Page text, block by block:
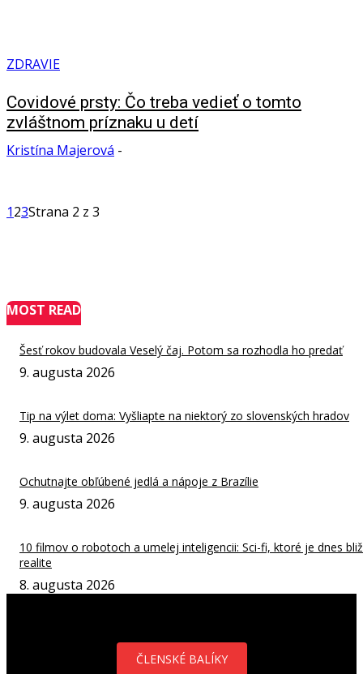
ZDRAVIE
Covidové prsty: Čo treba vedieť o tomto
zvláštnom príznaku u detí
Kristína Majerová -
123Strana 2 z 3
MOST READ
Šesť rokov budovala Veselý čaj. Potom sa rozhodla ho predať
9. augusta 2026
Tip na výlet doma: Vyšliapte na niektorý zo slovenských hradov
9. augusta 2026
Ochutnajte obľúbené jedlá a nápoje z Brazílie
9. augusta 2026
10 filmov o robotoch a umelej inteligencii: Sci-fi, ktoré je dnes
realite
8. augusta 2026
ČLENSKÉ BALÍKY